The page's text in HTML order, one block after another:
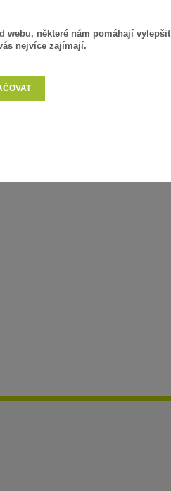
webu, některé nám pomáhají vylepšit
nejvíce zajímají.